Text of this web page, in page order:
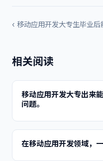
‹ 移动应用开发大专生毕业
相关阅读
移动应用开发大专出来
问题。
在移动应用开发领域，